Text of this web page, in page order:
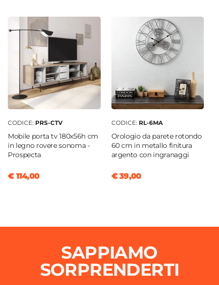
Carta da Zucchero
Effetto
Effetto trapuntato
Verniciatura
Verniciatura a polvere epossidica
Impilabile
No
Imbottitura
Si
Materiale Imbottitura
Schiuma poliuretanica
Assemblato
No
CODICE: PRS-CTV
Mobile porta tv 180x56h cm
in legno rovere sonoma -
Prospecta
€ 114,00
CODICE: RL-6MA
Orologio da parete rotondo
60 cm in metallo finitura
argento con ingranaggi
€ 39,00
SAPPIAMO
SORPRENDERTI